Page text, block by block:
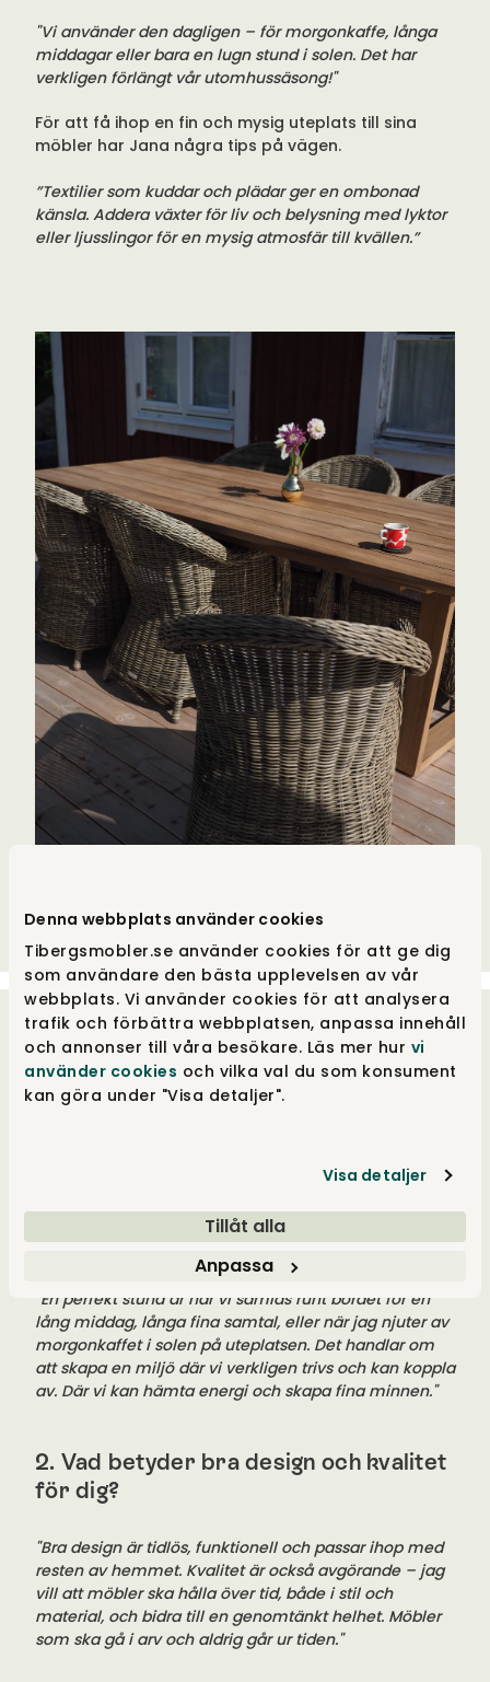
Denna webbplats använder cookies
Tibergsmobler.se använder cookies för att ge dig
som användare den bästa upplevelsen av vår
webbplats. Vi använder cookies för att analysera
trafik och förbättra webbplatsen, anpassa innehåll
och annonser till våra besökare. Läs mer hur vi
använder cookies och vilka val du som konsument
kan göra under "Visa detaljer".
Visa detaljer
Tillåt alla
Anpassa
"Vi använder den dagligen – för morgonkaffe, långa
middagar eller bara en lugn stund i solen. Det har
verkligen förlängt vår utomhussäsong!"
För att få ihop en fin och mysig uteplats till sina
möbler har Jana några tips på vägen.
”Textilier som kuddar och plädar ger en ombonad
känsla. Addera växter för liv och belysning med lyktor
eller ljusslingor för en mysig atmosfär till kvällen.”
3 snabba med Jana:
1. Hur ser din perfekta stund ut när du
använder våra möbler?
"En perfekt stund är när vi samlas runt bordet för en
lång middag, långa fina samtal, eller när jag njuter av
morgonkaffet i solen på uteplatsen. Det handlar om
att skapa en miljö där vi verkligen trivs och kan koppla
av. Där vi kan hämta energi och skapa fina minnen."
2. Vad betyder bra design och kvalitet
för dig?
"Bra design är tidlös, funktionell och passar ihop med
resten av hemmet. Kvalitet är också avgörande – jag
vill att möbler ska hålla över tid, både i stil och
material, och bidra till en genomtänkt helhet. Möbler
som ska gå i arv och aldrig går ur tiden."